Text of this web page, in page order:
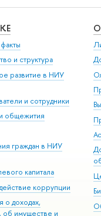
и структура
развитие в НИУ
и сотрудники
общежития
граждан в НИУ
капитала
коррупции
о доходах,
об имуществе и